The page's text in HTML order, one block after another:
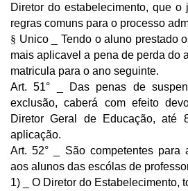
Diretor do estabelecimento, que o
regras comuns para o processo
§ Unico _ Tendo o aluno prestado
mais aplicavel a pena de perda do
matricula para o ano seguinte.
Art. 51° _ Das penas de
exclusão, caberá com efeito
Diretor Geral de Educação, até
aplicação.
Art. 52° _ São competentes para
aos alunos das escólas de
1) _ O Diretor do Estabelecimento,